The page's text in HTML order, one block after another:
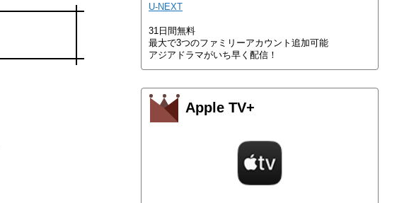
U-NEXT
31日間無料
最大で3つのファミリーアカウント追加可能
アジアドラマがいち早く配信！
Apple TV+